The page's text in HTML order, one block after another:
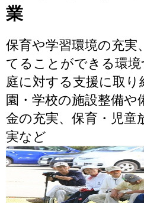
業
保育や学習環境の充実
てることができる環
庭に対する支援に取
園・学校の施設整備や
金の充実、保育・児童
実など